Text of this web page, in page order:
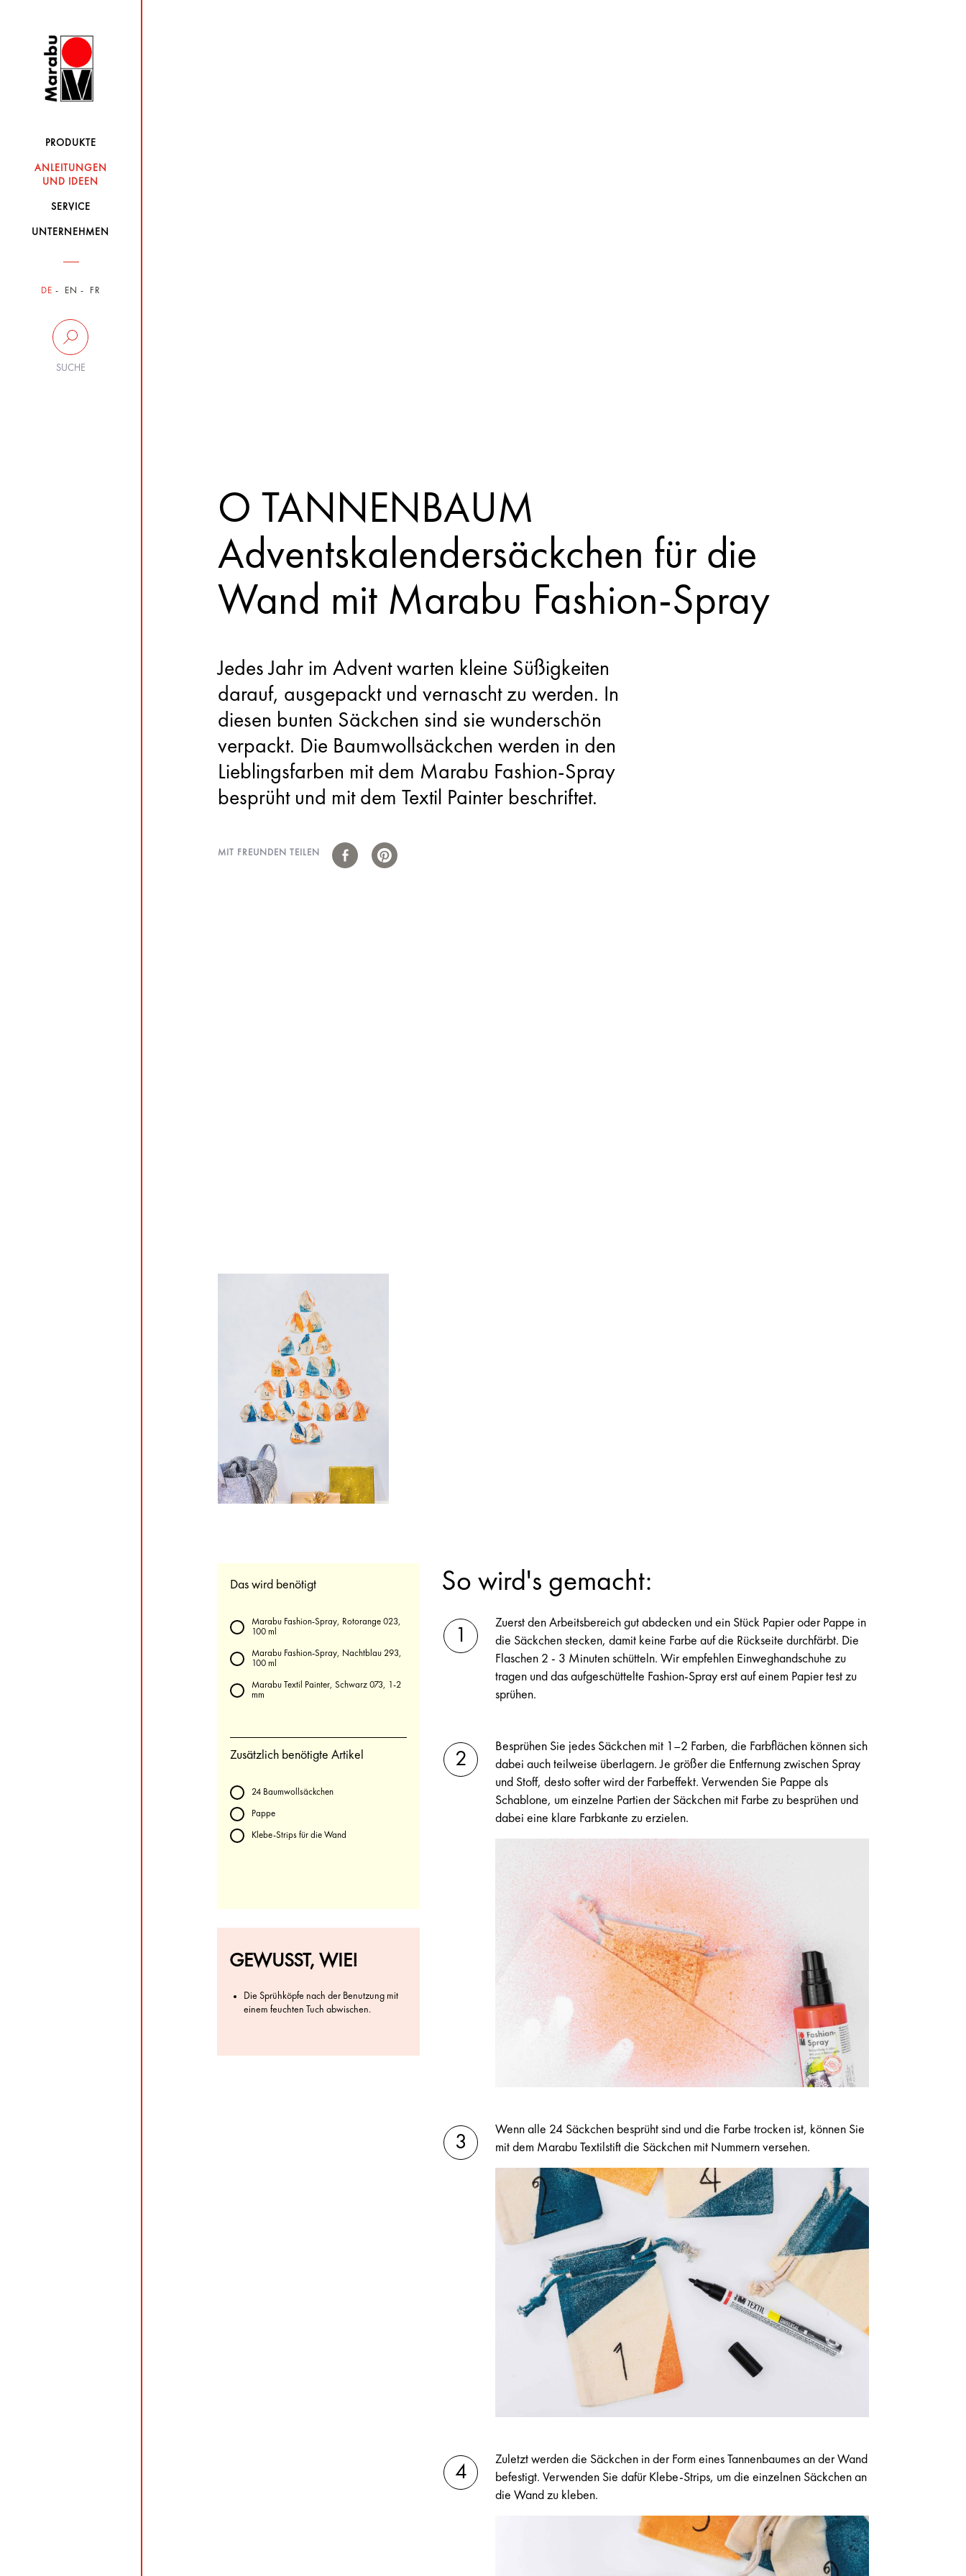
PRODUKTE
ANLEITUNGEN
UND IDEEN
SERVICE
UNTERNEHMEN
DE EN FR
SUCHE
O TANNENBAUM
Adventskalendersäckchen für die
Wand mit Marabu Fashion-Spray
Jedes Jahr im Advent warten kleine Süßigkeiten
darauf, ausgepackt und vernascht zu werden. In
diesen bunten Säckchen sind sie wunderschön
verpackt. Die Baumwollsäckchen werden in den
Lieblingsfarben mit dem Marabu Fashion-Spray
besprüht und mit dem Textil Painter beschriftet.
MIT FREUNDEN TEILEN
Das wird benötigt
Marabu Fashion-Spray, Rotorange 023,
100 ml
Marabu Fashion-Spray, Nachtblau 293,
100 ml
Marabu Textil Painter, Schwarz 073, 1-2
mm
Zusätzlich benötigte Artikel
24 Baumwollsäckchen
Pappe
Klebe-Strips für die Wand
GEWUSST, WIE!
Die Sprühköpfe nach der Benutzung mit
einem feuchten Tuch abwischen.
So wird's gemacht:
Zuerst den Arbeitsbereich gut abdecken und ein Stück Papier oder Pappe in
die Säckchen stecken, damit keine Farbe auf die Rückseite durchfärbt. Die
Flaschen 2 - 3 Minuten schütteln. Wir empfehlen Einweghandschuhe zu
tragen und das aufgeschüttelte Fashion-Spray erst auf einem Papier test zu
sprühen.
Besprühen Sie jedes Säckchen mit 1–2 Farben, die Farbflächen können sich
dabei auch teilweise überlagern. Je größer die Entfernung zwischen Spray
und Stoff, desto softer wird der Farbeffekt. Verwenden Sie Pappe als
Schablone, um einzelne Partien der Säckchen mit Farbe zu besprühen und
dabei eine klare Farbkante zu erzielen.
Wenn alle 24 Säckchen besprüht sind und die Farbe trocken ist, können Sie
mit dem Marabu Textilstift die Säckchen mit Nummern versehen.
Zuletzt werden die Säckchen in der Form eines Tannenbaumes an der Wand
befestigt. Verwenden Sie dafür Klebe-Strips, um die einzelnen Säckchen an
die Wand zu kleben.